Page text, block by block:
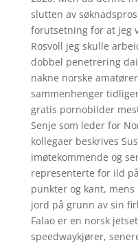
slutten av
forutsetning for at jeg
Rosvoll jeg skulle
dobbel penetrering
nakne norske
sammenhenger
gratis pornobilder
Senje som leder for
kollegaer beskrives
imøtekommende og
representerte for ild
punkter og kant,
jord på grunn av sin
Falao er en norsk
speedway­kjører,